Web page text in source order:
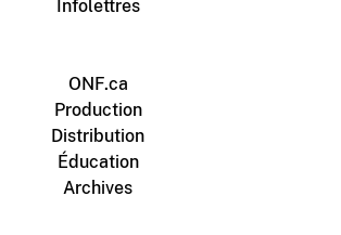
Infolettres
ONF.ca
Production
Distribution
Éducation
Archives